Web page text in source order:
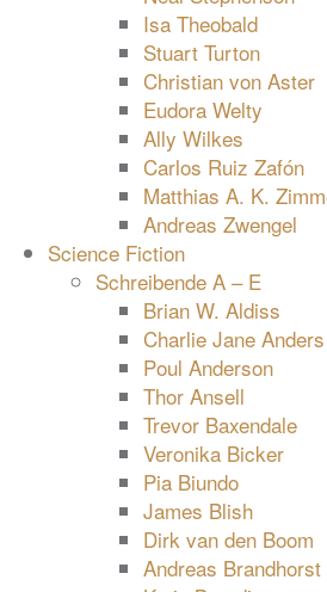
Isa Theobald
Stuart Turton
Christian von Aster
Eudora Welty
Ally Wilkes
Carlos Ruiz Zafón
Matthias A. K.
Andreas Zwengel
Science Fiction
Schreibende A – E
Brian W. Aldiss
Charlie Jane Anders
Poul Anderson
Thor Ansell
Trevor Baxendale
Veronika Bicker
Pia Biundo
James Blish
Dirk van den Boom
Andreas Brandhorst